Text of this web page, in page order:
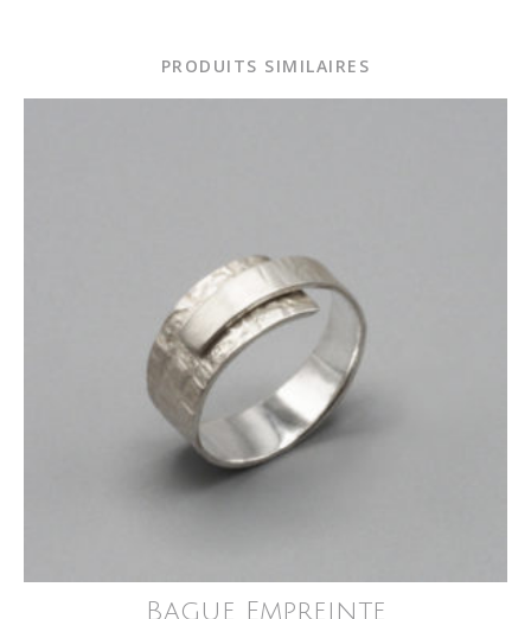
PRODUITS SIMILAIRES
Bague Empreinte